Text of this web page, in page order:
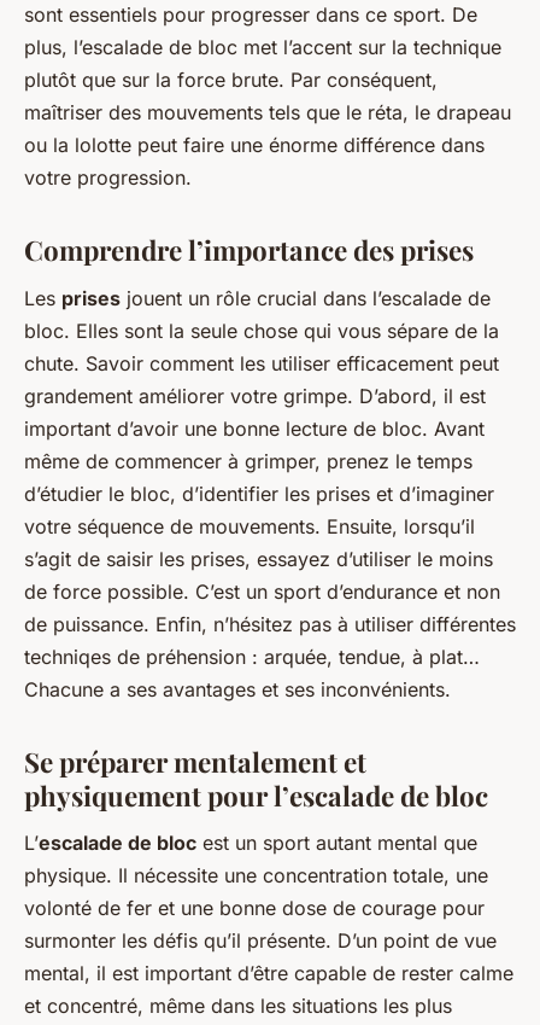
sont essentiels pour progresser dans ce sport. De
plus, l’escalade de bloc met l’accent sur la technique
plutôt que sur la force brute. Par conséquent,
maîtriser des mouvements tels que le réta, le drapeau
ou la lolotte peut faire une énorme différence dans
votre progression.
Comprendre l’importance des prises
Les prises jouent un rôle crucial dans l’escalade de
bloc. Elles sont la seule chose qui vous sépare de la
chute. Savoir comment les utiliser efficacement peut
grandement améliorer votre grimpe. D’abord, il est
important d’avoir une bonne lecture de bloc. Avant
même de commencer à grimper, prenez le temps
d’étudier le bloc, d’identifier les prises et d’imaginer
votre séquence de mouvements. Ensuite, lorsqu’il
s’agit de saisir les prises, essayez d’utiliser le moins
de force possible. C’est un sport d’endurance et non
de puissance. Enfin, n’hésitez pas à utiliser différentes
techniqes de préhension : arquée, tendue, à plat…
Chacune a ses avantages et ses inconvénients.
Se préparer mentalement et
physiquement pour l’escalade de bloc
L’escalade de bloc est un sport autant mental que
physique. Il nécessite une concentration totale, une
volonté de fer et une bonne dose de courage pour
surmonter les défis qu’il présente. D’un point de vue
mental, il est important d’être capable de rester calme
et concentré, même dans les situations les plus